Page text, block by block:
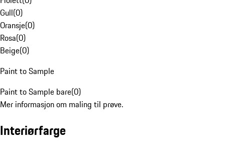
Gull(0)
Oransje(0)
Rosa(0)
Beige(0)
Paint to Sample
Paint to Sample bare(0)
Mer informasjon om maling til prøve.
Interiørfarge